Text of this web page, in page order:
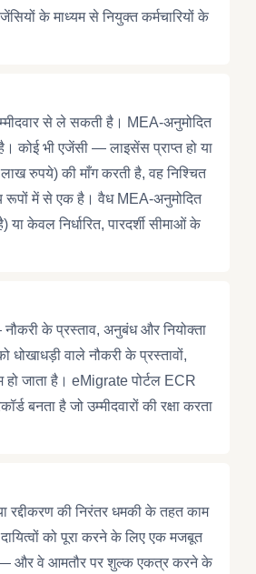
के माध्यम से नियुक्त कर्मचारियों के
से ले सकती है। MEA-अनुमोदित
कोई भी एजेंसी — लाइसेंस प्राप्त हो या
रुपये) की माँग करती है, वह निश्चित
रूपों में से एक है। वैध MEA-अनुमोदित
या केवल निर्धारित, पारदर्शी सीमाओं के
नौकरी के प्रस्ताव, अनुबंध और नियोक्ता
धोखाधड़ी वाले नौकरी के प्रस्तावों,
जाता है। eMigrate पोर्टल ECR
बनता है जो उम्मीदवारों की रक्षा करता
रद्दीकरण की निरंतर धमकी के तहत काम
को पूरा करने के लिए एक मजबूत
— और वे आमतौर पर शुल्क एकत्र करने के